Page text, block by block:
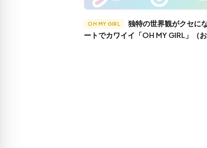
OH MY GIRL
ートでカワイイ「OH MY GIRL」（